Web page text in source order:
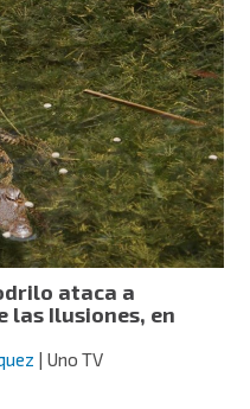
ataca a
las Ilusiones, en
| Uno TV